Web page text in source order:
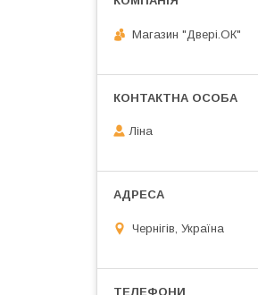
Магазин "Двері.ОК"
Ліна
Чернігів, Україна